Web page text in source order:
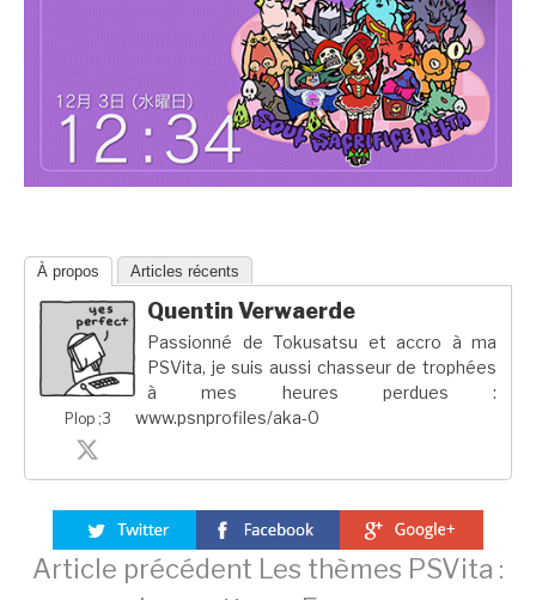
À propos Articles récents
Plop ;3
Quentin Verwaerde
Passionné de Tokusatsu et accro à ma
PSVita, je suis aussi chasseur de trophées
à mes heures perdues :
www.psnprofiles/aka-0
Article précédent Les thèmes PSVita :